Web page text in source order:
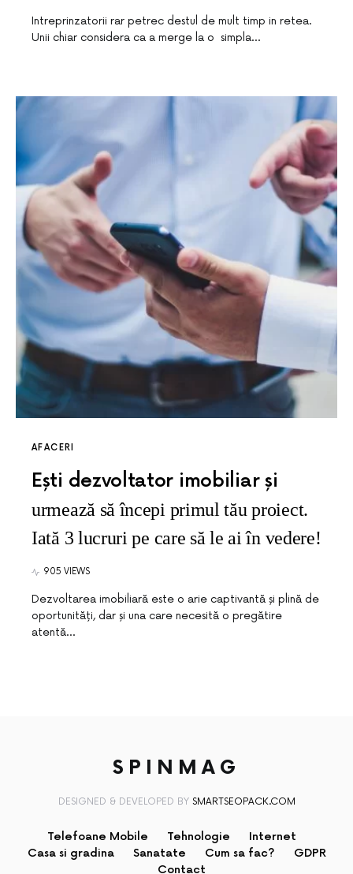
Intreprinzatorii rar petrec destul de mult timp in retea.
Unii chiar considera ca a merge la o simpla…
AFACERI
Ești dezvoltator imobiliar și
urmează să începi primul tău proiect.
Iată 3 lucruri pe care să le ai în vedere!
905 VIEWS
Dezvoltarea imobiliară este o arie captivantă și plină de
oportunități, dar și una care necesită o pregătire
atentă…
SPINMAG
DESIGNED & DEVELOPED BY SMARTSEOPACK.COM
Telefoane Mobile Tehnologie
Internet
Casa si gradina
Sanatate Cum sa fac?
GDPR
Contact